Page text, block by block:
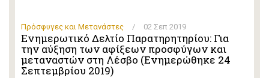
Πρόσφυγες και Μετανάστες / 02 Σεπ 2019
Ενημερωτικό Δελτίο Παρατηρητηρίου: Για
την αύξηση των αφίξεων προσφύγων και
μεταναστών στη Λέσβο (Ενημερώθηκε 24
Σεπτεμβρίου 2019)